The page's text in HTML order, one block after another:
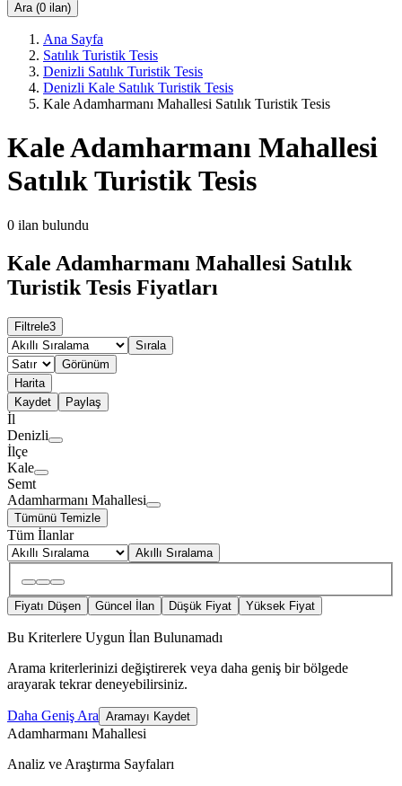
Ara (0 ilan)
Ana Sayfa
Satılık Turistik Tesis
Denizli Satılık Turistik Tesis
Denizli Kale Satılık Turistik Tesis
Kale Adamharmanı Mahallesi Satılık Turistik Tesis
Kale Adamharmanı Mahallesi
Satılık Turistik Tesis
0 ilan bulundu
Kale Adamharmanı Mahallesi Satılık
Turistik Tesis Fiyatları
Filtrele3
Sırala
Görünüm
Harita
Kaydet
Paylaş
İl
Denizli
İlçe
Kale
Semt
Adamharmanı Mahallesi
Tümünü Temizle
Tüm İlanlar
Akıllı Sıralama
Fiyatı Düşen Güncel İlan Düşük Fiyat Yüksek Fiyat
Bu Kriterlere Uygun İlan Bulunamadı
Arama kriterlerinizi değiştirerek veya daha geniş bir bölgede
arayarak tekrar deneyebilirsiniz.
Daha Geniş Ara Aramayı Kaydet
Adamharmanı Mahallesi
Analiz ve Araştırma Sayfaları